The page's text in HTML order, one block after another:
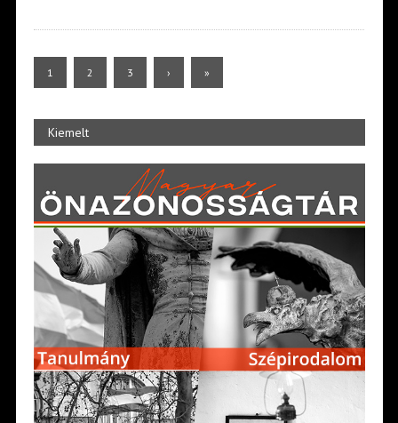
1 2 3 › »
Kiemelt